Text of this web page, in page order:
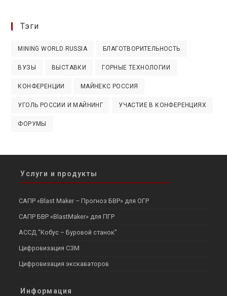
Тэги
MINING WORLD RUSSIA БЛАГОТВОРИТЕЛЬНОСТЬ
ВУЗЫ ВЫСТАВКИ ГОРНЫЕ ТЕХНОЛОГИИ
КОНФЕРЕНЦИИ МАЙНЕКС РОССИЯ
УГОЛЬ РОССИИ И МАЙНИНГ УЧАСТИЕ В КОНФЕРЕНЦИЯХ
ФОРУМЫ
Услуги и продукты
САПР «Blast Maker – Прогноз БВР» для ОГР
САПР БВР «BlastMaker» для ПГР
АССД “Кобус – Буровой станок”
Цифровизация СЗМ
Цифровизация экскаваторов
Информация